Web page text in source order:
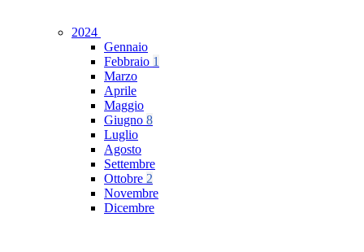
2024
Gennaio
Febbraio 1
Marzo
Aprile
Maggio
Giugno 8
Luglio
Agosto
Settembre
Ottobre 2
Novembre
Dicembre